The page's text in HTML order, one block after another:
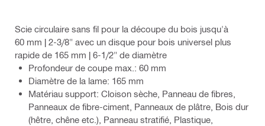
Scie circulaire sans fil pour la découpe du bois jusqu'à
60 mm | 2-3/8" avec un disque pour bois universel plus
rapide de 165 mm | 6-1/2" de diamètre
Profondeur de coupe max.: 60 mm
Diamètre de la lame: 165 mm
Matériau support: Cloison sèche, Panneau de fibres,
Panneaux de fibre-ciment, Panneaux de plâtre, Bois dur
(hêtre, chêne etc.), Panneau stratifié, Plastique,